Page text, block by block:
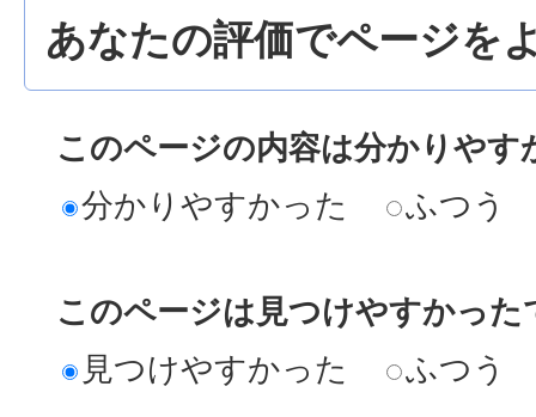
あなたの評価でページを
このページの内容は分かりやす
分かりやすかった
ふつう
このページは見つけやすかった
見つけやすかった
ふつう